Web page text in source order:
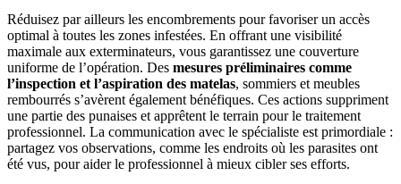
Réduisez par ailleurs les encombrements pour favoriser un accès
optimal à toutes les zones infestées. En offrant une visibilité
maximale aux exterminateurs, vous garantissez une couverture
uniforme de l’opération. Des mesures préliminaires comme
l’inspection et l’aspiration des matelas, sommiers et meubles
rembourrés s’avèrent également bénéfiques. Ces actions suppriment
une partie des punaises et apprêtent le terrain pour le traitement
professionnel. La communication avec le spécialiste est primordiale :
partagez vos observations, comme les endroits où les parasites ont
été vus, pour aider le professionnel à mieux cibler ses efforts.